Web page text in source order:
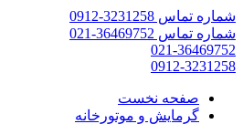
شماره تماس 3231258-0912
شماره تماس 36469752-021
021-36469752
0912-3231258
صفحه نخست
گرمایش و موتورخانه